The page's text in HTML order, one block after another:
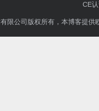
CE
限公司版权所有，本博客提